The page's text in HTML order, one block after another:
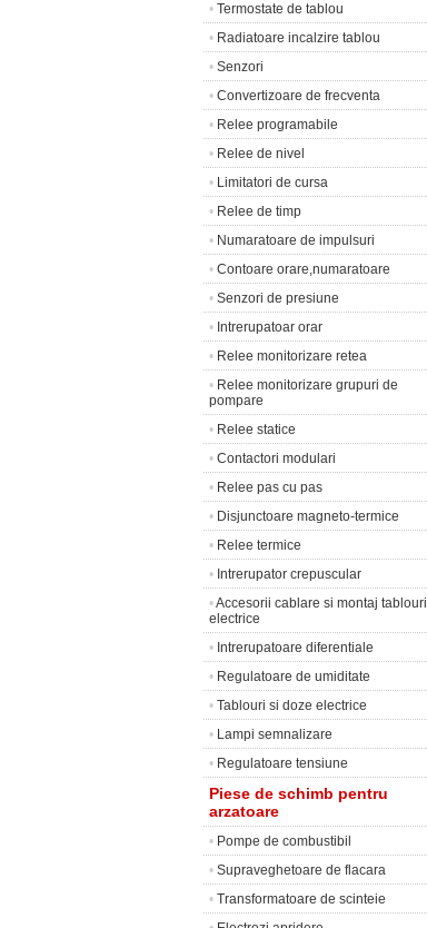
• Termostate de tablou
• Radiatoare incalzire tablou
• Senzori
• Convertizoare de frecventa
• Relee programabile
• Relee de nivel
• Limitatori de cursa
• Relee de timp
• Numaratoare de impulsuri
• Contoare orare,numaratoare
• Senzori de presiune
• Intrerupatoar orar
• Relee monitorizare retea
• Relee monitorizare grupuri de
pompare
• Relee statice
• Contactori modulari
• Relee pas cu pas
• Disjunctoare magneto-termice
• Relee termice
• Intrerupator crepuscular
•Accesorii cablare si montaj tablouri
electrice
• Intrerupatoare diferentiale
• Regulatoare de umiditate
• Tablouri si doze electrice
• Lampi semnalizare
• Regulatoare tensiune
Piese de schimb pentru
arzatoare
• Pompe de combustibil
• Supraveghetoare de flacara
• Transformatoare de scinteie